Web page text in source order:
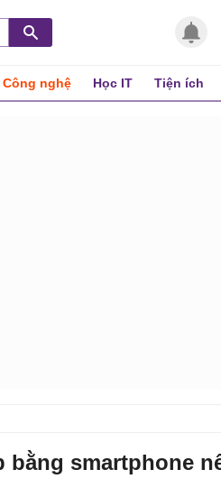
Công nghệ Học IT Tiện ích
smartphone